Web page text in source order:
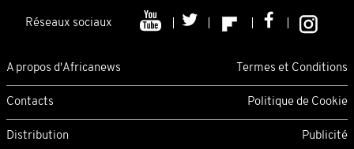
Réseaux sociaux
A propos d'Africanews Termes et Conditions
Contacts Politique de Cookie
Distribution Publicité